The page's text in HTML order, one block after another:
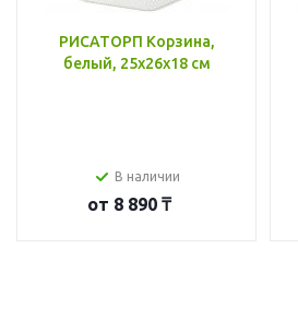
РИСАТОРП Корзина,
белый, 25x26x18 см
В наличии
от 8 890 ₸